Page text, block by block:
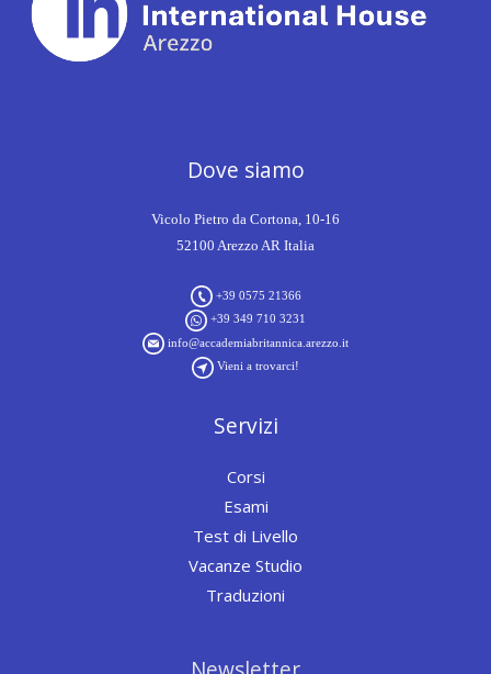
Dove siamo
Vicolo Pietro da Cortona, 10-16
52100 Arezzo AR Italia
+39 0575 21366
+39 349 710 3231
info@accademiabritannica.arezzo.it
Vieni a trovarci!
Servizi
Corsi
Esami
Test di Livello
Vacanze Studio
Traduzioni